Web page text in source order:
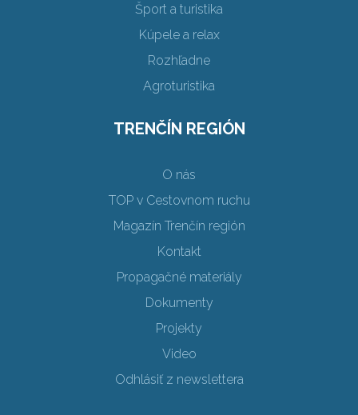
Šport a turistika
Kúpele a relax
Rozhľadne
Agroturistika
TRENČÍN REGIÓN
O nás
TOP v Cestovnom ruchu
Magazín Trenčín región
Kontakt
Propagačné materiály
Dokumenty
Projekty
Video
Odhlásiť z newslettera